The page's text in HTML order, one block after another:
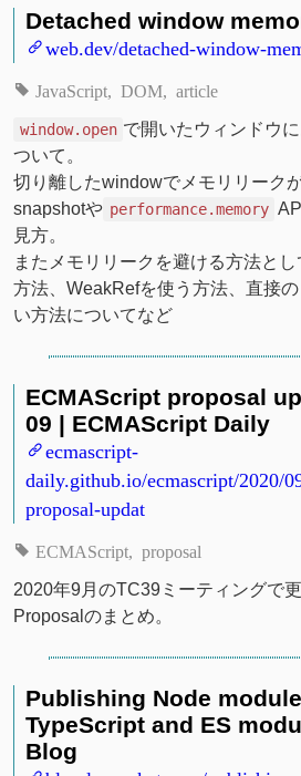
Detached window
web.dev/detached-window-
JavaScript DOM article
window.open で開いたウィンドウ
ついて。
切り離したwindowでメモリリーク
snapshotや performance.memory
見方。
またメモリリークを避ける方法と
方法、WeakRefを使う方法、直接
い方法についてなど
ECMAScript proposal
09 | ECMAScript Daily
ecmascript-
daily.github.io/ecmascript/2020/
proposal-updat
ECMAScript proposal
2020年9月のTC39ミーティングで
Proposalのまとめ。
Publishing Node
TypeScript and ES
Blog